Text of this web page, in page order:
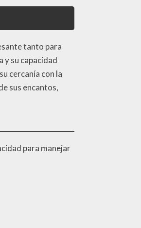
tanto para
su capacidad
cercanía con la
sus encantos,
para manejar